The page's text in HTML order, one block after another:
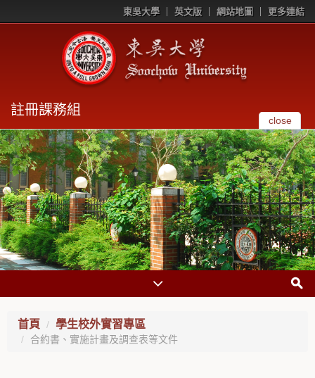
東吳大學 英文版 網站地圖 更多連結
註冊課務組
close
首頁 學生校外實習專區
合約書、實施計畫及調查表等文件